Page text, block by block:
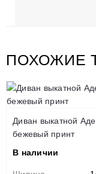
ПОХОЖИЕ
Диван выкатной
бежевый принт
В наличии